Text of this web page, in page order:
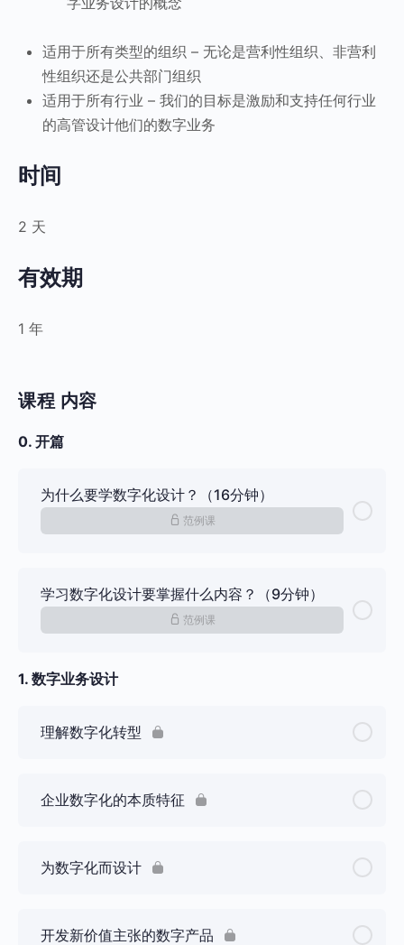
适用于所有类型的组织 – 无论是营利性组织、非营利
性组织还是公共部门组织
适用于所有行业 – 我们的目标是激励和支持任何行业
的高管设计他们的数字业务
时间
2 天
有效期
1 年
课程 内容
0. 开篇
为什么要学数字化设计？（16分钟）
范例课
学习数字化设计要掌握什么内容？（9分钟）
范例课
1. 数字业务设计
理解数字化转型
企业数字化的本质特征
为数字化而设计
开发新价值主张的数字产品